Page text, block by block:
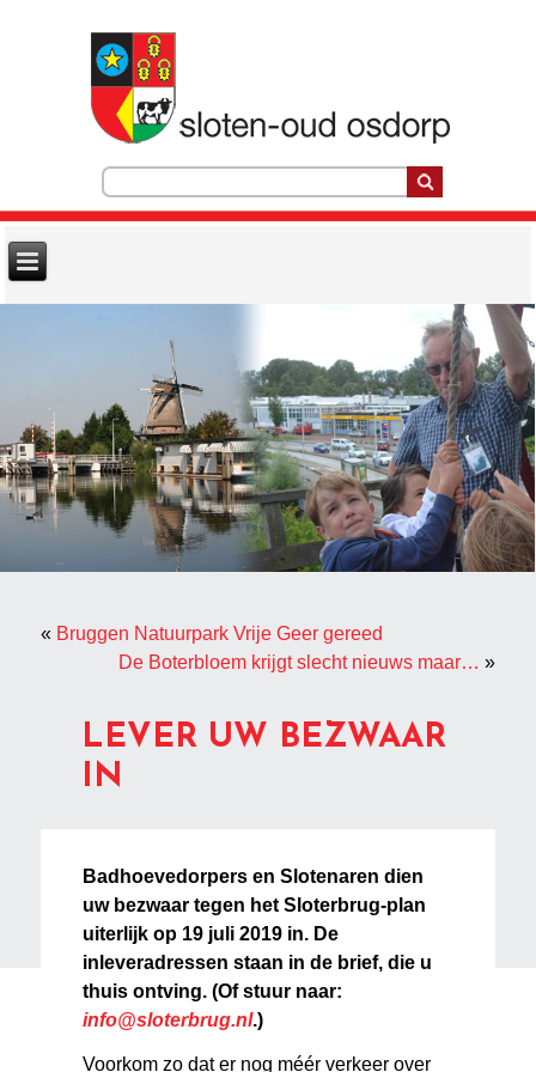
« Bruggen Natuurpark Vrije Geer gereed
De Boterbloem krijgt slecht nieuws maar… »
LEVER UW BEZWAAR
IN
Badhoevedorpers en Slotenaren dien
uw bezwaar tegen het Sloterbrug-plan
uiterlijk op 19 juli 2019 in. De
inleveradressen staan in de brief, die u
thuis ontving. (Of stuur naar:
info@sloterbrug.nl.)
Voorkom zo dat er nog méér verkeer over